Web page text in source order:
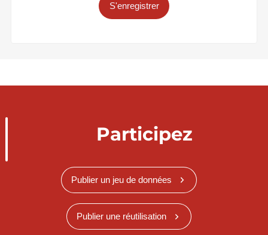
S'enregistrer
Participez
Publier un jeu de données
Publier une réutilisation